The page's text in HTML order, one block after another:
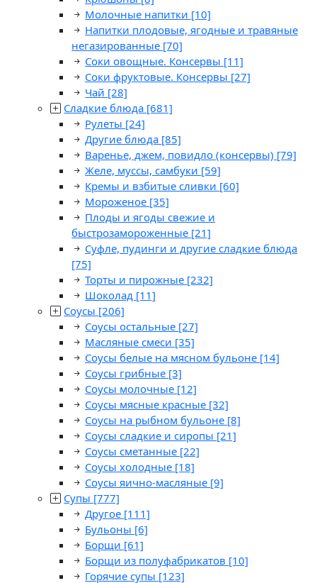
Молочные напитки [10]
Напитки плодовые, ягодные и травяные
негазированные [70]
Соки овощные. Консервы [11]
Соки фруктовые. Консервы [27]
Чай [28]
Сладкие блюда [681]
Рулеты [24]
Другие блюда [85]
Варенье, джем, повидло (консервы) [79]
Желе, муссы, самбуки [59]
Кремы и взбитые сливки [60]
Мороженое [35]
Плоды и ягоды свежие и
быстрозамороженные [21]
Суфле, пудинги и другие сладкие блюда
[75]
Торты и пирожные [232]
Шоколад [11]
Соусы [206]
Соусы остальные [27]
Масляные смеси [35]
Соусы белые на мясном бульоне [14]
Соусы грибные [3]
Соусы молочные [12]
Соусы мясные красные [32]
Соусы на рыбном бульоне [8]
Соусы сладкие и сиропы [21]
Соусы сметанные [22]
Соусы холодные [18]
Соусы яично-масляные [9]
Супы [777]
Другое [111]
Бульоны [6]
Борщи [61]
Борщи из полуфабрикатов [10]
Горячие супы [123]